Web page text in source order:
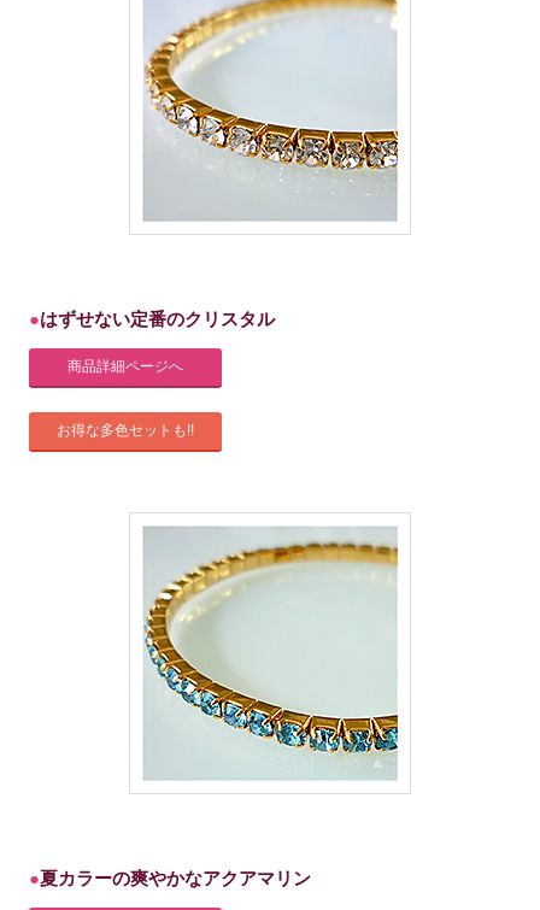
はずせない定番のクリスタル
商品詳細ページへ
お得な多色セットも!!
夏カラーの爽やかなアクアマリン